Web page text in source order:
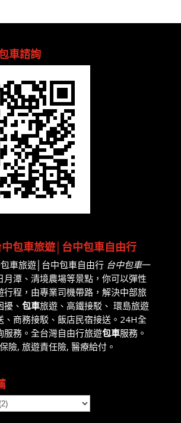
車諮詢
包車旅遊│台中包車自由行
車旅遊│台中包車自由行 台中包車一
月潭、清境農場等景點，你可以彈性
行程，由專業司機帶路，解決中部旅
、 包車旅遊、高鐵接駁、 環島旅遊
、商務接駁、飯店民宿接送。24H全
服務。全台灣自由行旅遊包車服務。
險, 旅遊責任險, 醫療給付。